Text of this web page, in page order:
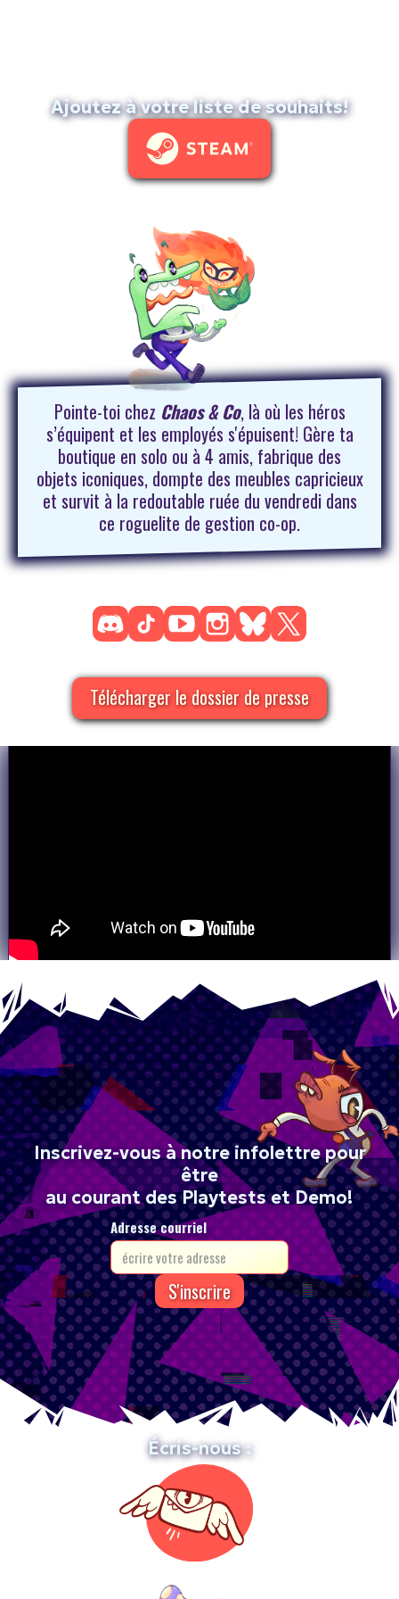
Ajoutez à votre liste de souhaits!
Pointe-toi chez Chaos & Co, là où les héros
s’équipent et les employés s'épuisent! Gère ta
boutique en solo ou à 4 amis, fabrique des
objets iconiques, dompte des meubles capricieux
et survit à la redoutable ruée du vendredi dans
ce roguelite de gestion co-op.
Télécharger le dossier de presse
Inscrivez-vous à notre infolettre pour
être
au courant des Playtests et Demo!
Adresse courriel
Écris-nous :